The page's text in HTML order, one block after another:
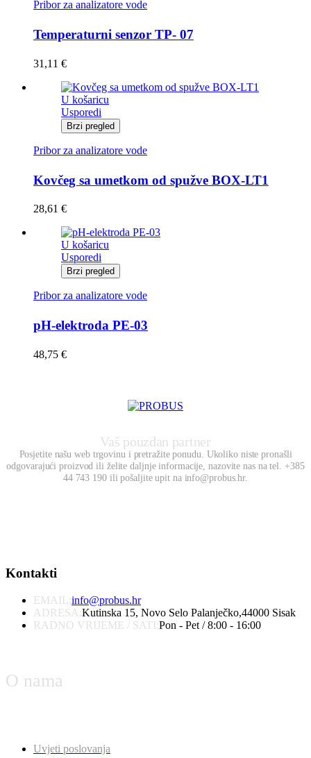
Pribor za analizatore vode
Temperaturni senzor TP- 07
31,11 €
U košaricu
Usporedi
Brzi pregled
Pribor za analizatore vode
Kovčeg sa umetkom od spužve BOX-LT1
28,61 €
U košaricu
Usporedi
Brzi pregled
Pribor za analizatore vode
pH-elektroda PE-03
48,75 €
Vaš pouzdan partner
Posjetite našu web trgovinu i pretražite ponudu. Ukoliko niste pronašli
odgovarajući proizvod ili želite daljnje informacije, nazovite nas na tel. +385
44 743 190 ili pošaljite upit na info@probus.hr.
Kontakti
EMAIL:info@probus.hr
ADRESA:Kutinska 15, Novo Selo Palanječko,44000 Sisak
RADNO VRIJEME / SATI:Pon - Pet / 8:00 - 16:00
O nama
Uvjeti poslovanja